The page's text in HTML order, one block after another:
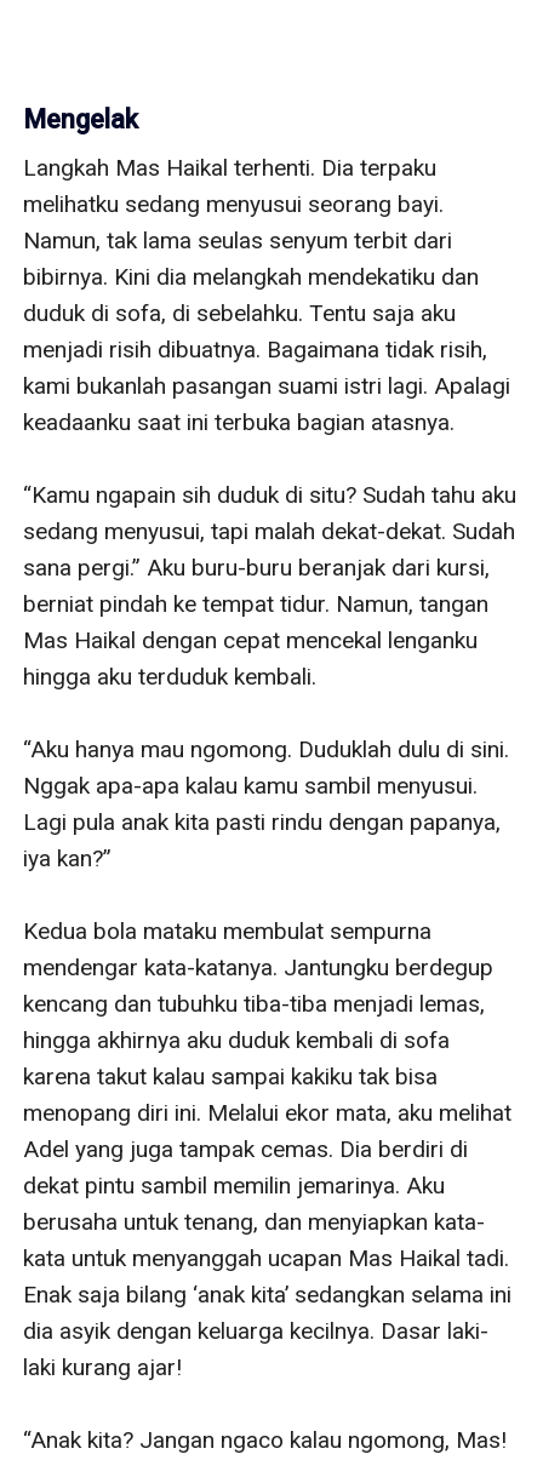
Mengelak
Langkah Mas Haikal terhenti. Dia terpaku
melihatku sedang menyusui seorang bayi.
Namun, tak lama seulas senyum terbit dari
bibirnya. Kini dia melangkah mendekatiku dan
duduk di sofa, di sebelahku. Tentu saja aku
menjadi risih dibuatnya. Bagaimana tidak risih,
kami bukanlah pasangan suami istri lagi. Apalagi
keadaanku saat ini terbuka bagian atasnya.
“Kamu ngapain sih duduk di situ? Sudah tahu aku
sedang menyusui, tapi malah dekat-dekat. Sudah
sana pergi.” Aku buru-buru beranjak dari kursi,
berniat pindah ke tempat tidur. Namun, tangan
Mas Haikal dengan cepat mencekal lenganku
hingga aku terduduk kembali.
“Aku hanya mau ngomong. Duduklah dulu di sini.
Nggak apa-apa kalau kamu sambil menyusui.
Lagi pula anak kita pasti rindu dengan papanya,
iya kan?”
Kedua bola mataku membulat sempurna
mendengar kata-katanya. Jantungku berdegup
kencang dan tubuhku tiba-tiba menjadi lemas,
hingga akhirnya aku duduk kembali di sofa
karena takut kalau sampai kakiku tak bisa
menopang diri ini. Melalui ekor mata, aku melihat
Adel yang juga tampak cemas. Dia berdiri di
dekat pintu sambil memilin jemarinya. Aku
berusaha untuk tenang, dan menyiapkan kata-
kata untuk menyanggah ucapan Mas Haikal tadi.
Enak saja bilang ‘anak kita’ sedangkan selama ini
dia asyik dengan keluarga kecilnya. Dasar laki-
laki kurang ajar!
“Anak kita? Jangan ngaco kalau ngomong, Mas!